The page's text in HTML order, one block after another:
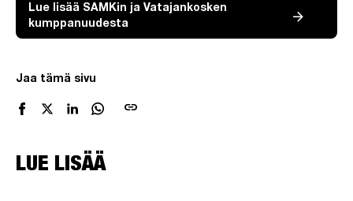
Lue lisää SAMKin ja Vatajankosken
kumppanuudesta
Jaa tämä sivu
link
LUE LISÄÄ